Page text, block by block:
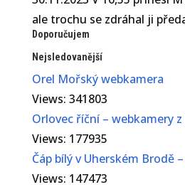
ale trochu se zdráhal ji
Doporučujem
Nejsledovanější
Orel Mořský webkamera
Views: 341803
Orlovec říční – webkamery
Views: 177935
Čáp bílý v Uherském Brodě
Views: 147473